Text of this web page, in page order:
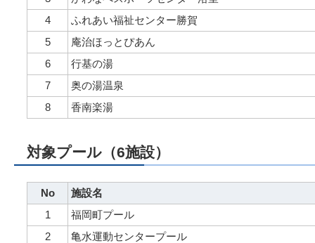
4
ふれあい福祉センター勝賀
5
庵治ほっとぴあん
6
行基の湯
7
奥の湯温泉
8
香南楽湯
対象プール（6施設）
No
施設名
1
福岡町プール
2
亀水運動センタープール